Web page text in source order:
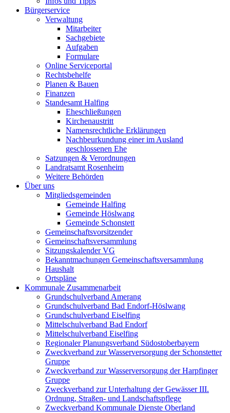
Bürgerservice
Verwaltung
Mitarbeiter
Sachgebiete
Aufgaben
Formulare
Online Serviceportal
Rechtsbehelfe
Planen & Bauen
Finanzen
Standesamt Halfing
Eheschließungen
Kirchenaustritt
Namensrechtliche Erklärungen
Nachbeurkundung einer im Ausland
geschlossenen Ehe
Satzungen & Verordnungen
Landratsamt Rosenheim
Weitere Behörden
Über uns
Mitgliedsgemeinden
Gemeinde Halfing
Gemeinde Höslwang
Gemeinde Schonstett
Gemeinschaftsvorsitzender
Gemeinschaftsversammlung
Sitzungskalender VG
Bekanntmachungen Gemeinschaftsversammlung
Haushalt
Ortspläne
Kommunale Zusammenarbeit
Grundschulverband Amerang
Grundschulverband Bad Endorf-Höslwang
Grundschulverband Eiselfing
Mittelschulverband Bad Endorf
Mittelschulverband Eiselfing
Regionaler Planungsverband Südostoberbayern
Zweckverband zur Wasserversorgung der Schonstetter
Gruppe
Zweckverband zur Wasserversorgung der Harpfinger
Gruppe
Zweckverband zur Unterhaltung der Gewässer III.
Ordnung, Straßen- und Landschaftspflege
Zweckverband Kommunale Dienste Oberland